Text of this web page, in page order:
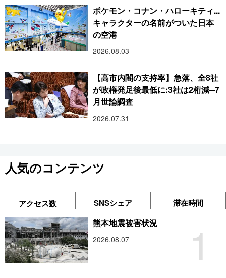
ポケモン・コナン・ハローキティ...
キャラクターの名前がついた日本
の空港
2026.08.03
【高市内閣の支持率】急落、全8社
が政権発足後最低に:3社は2桁減─7
月世論調査
2026.07.31
人気のコンテンツ
アクセス数 SNSシェア 滞在時間
1
熊本地震被害状況
2026.08.07